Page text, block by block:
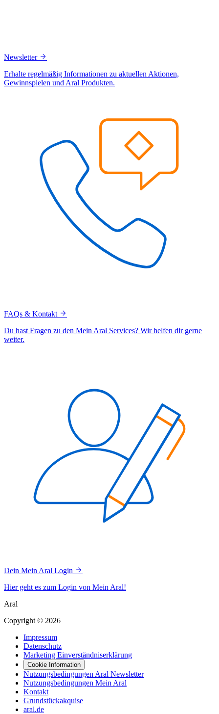
Newsletter
Erhalte regelmäßig Informationen zu aktuellen Aktionen,
Gewinnspielen und Aral Produkten.
FAQs & Kontakt
Du hast Fragen zu den Mein Aral Services? Wir helfen dir gerne
weiter.
Dein Mein Aral Login
Hier geht es zum Login von Mein Aral!
Aral
Copyright © 2026
Impressum
Datenschutz
Marketing Einverständniserklärung
Cookie Information
Nutzungsbedingungen Aral Newsletter
Nutzungsbedingungen Mein Aral
Kontakt
Grundstückakquise
aral.de